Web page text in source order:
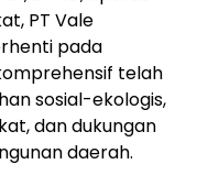
PT Vale
pada
telah
sosial-ekologis,
dan dukungan
daerah.